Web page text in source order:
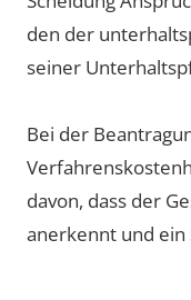
den der
seiner
Bei der
davon, dass der
anerkennt und ein